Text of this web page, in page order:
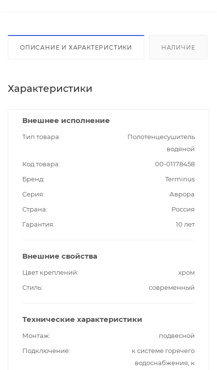
ОПИСАНИЕ И ХАРАКТЕРИСТИКИ НАЛИЧИЕ
Характеристики
Внешнее исполнение
Тип товара
Полотенцесушитель
водяной
Код товара
00-01178458
Бренд
Terminus
Серия
Аврора
Страна
Россия
Гарантия
10 лет
Внешние свойства
Цвет креплений
хром
Стиль
современный
Технические характеристики
Монтаж
подвесной
Подключение
к системе горячего
водоснабжения, к